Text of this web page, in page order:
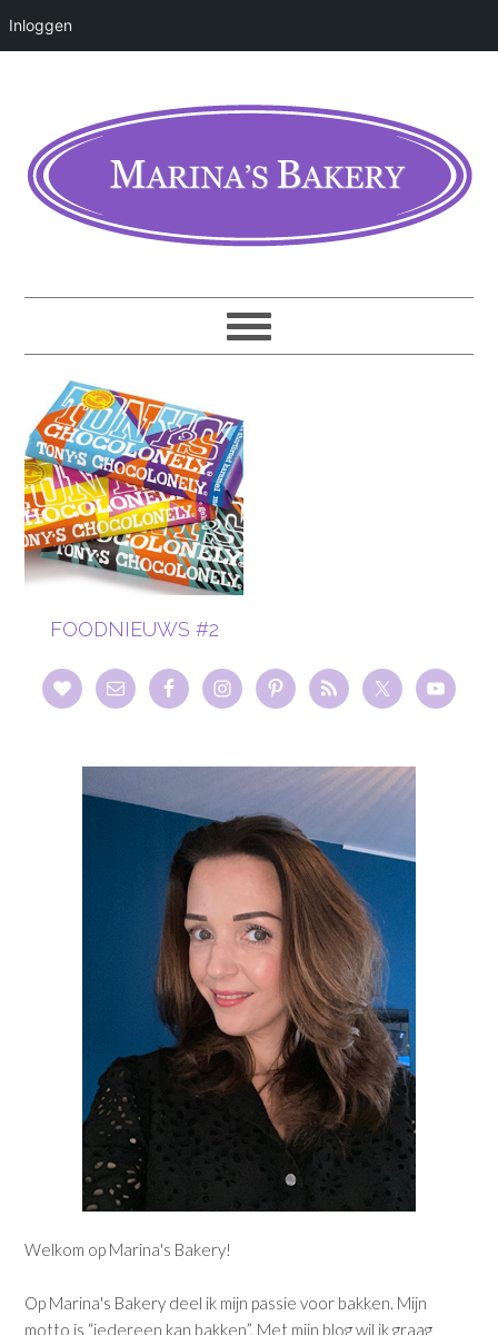
Inloggen
FOODNIEUWS #2
Welkom op Marina's Bakery!
Op Marina's Bakery deel ik mijn passie voor bakken. Mijn
motto is “iedereen kan bakken”. Met mijn blog wil ik graag